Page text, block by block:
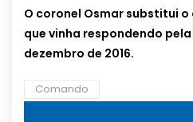
O coronel Osmar substitui o
que vinha respondendo
dezembro de 2016.
Comando